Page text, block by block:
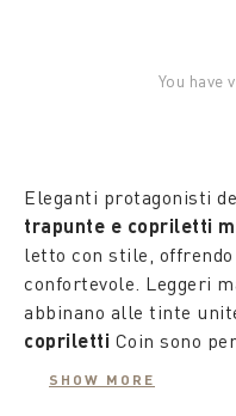
You have
Eleganti protagonisti
trapunte e copriletti
letto con stile,
confortevole. Leggeri
abbinano alle tinte
copriletti Coin sono
temperatura. Sul sito
Per chi è più
SHOW MORE